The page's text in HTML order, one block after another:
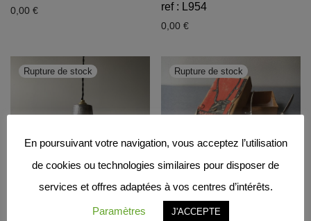
0,00 €
ref : L954
0,00 €
TONDEUSE
En poursuivant votre navigation, vous acceptez l’utilisation
de cookies ou technologies similaires pour disposer de
services et offres adaptées à vos centres d’intérêts.
Paramètres J'ACCEPTE